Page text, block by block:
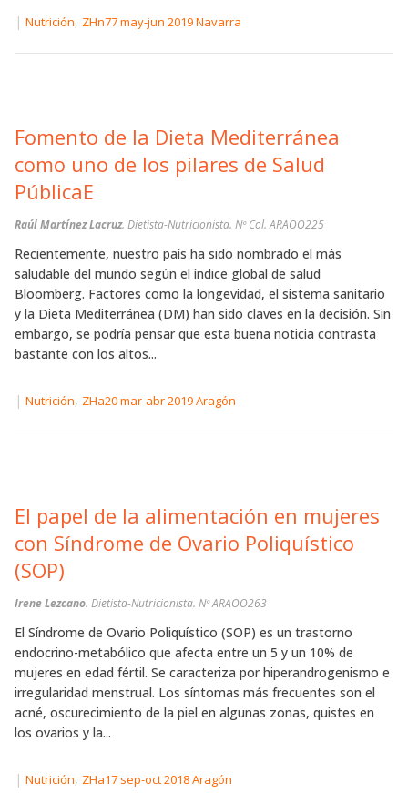
| Nutrición, ZHn77 may-jun 2019 Navarra
Fomento de la Dieta Mediterránea
como uno de los pilares de Salud
PúblicaE
Raúl Martínez Lacruz. Dietista-Nutricionista. Nº Col. ARAOO225
Recientemente, nuestro país ha sido nombrado el más
saludable del mundo según el índice global de salud
Bloomberg. Factores como la longevidad, el sistema sanitario
y la Dieta Mediterránea (DM) han sido claves en la decisión. Sin
embargo, se podría pensar que esta buena noticia contrasta
bastante con los altos...
| Nutrición, ZHa20 mar-abr 2019 Aragón
El papel de la alimentación en mujeres
con Síndrome de Ovario Poliquístico
(SOP)
Irene Lezcano. Dietista-Nutricionista. Nº ARAOO263
El Síndrome de Ovario Poliquístico (SOP) es un trastorno
endocrino-metabólico que afecta entre un 5 y un 10% de
mujeres en edad fértil. Se caracteriza por hiperandrogenismo e
irregularidad menstrual. Los síntomas más frecuentes son el
acné, oscurecimiento de la piel en algunas zonas, quistes en
los ovarios y la...
| Nutrición, ZHa17 sep-oct 2018 Aragón